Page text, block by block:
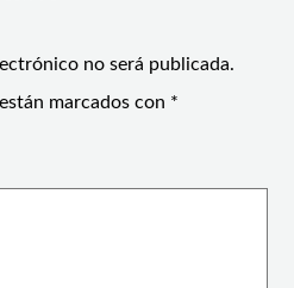
no será publicada.
marcados con *